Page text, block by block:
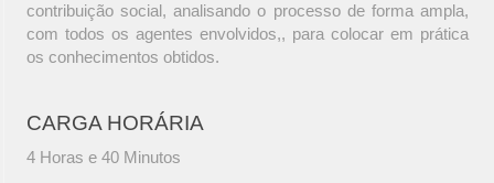
contribuição social, analisando o processo de forma ampla,
com todos os agentes envolvidos,, para colocar em prática
os conhecimentos obtidos.
CARGA HORÁRIA
4 Horas e 40 Minutos